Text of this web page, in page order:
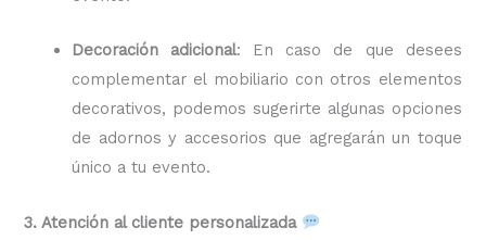
Decoración adicional: En caso de que desees
complementar el mobiliario con otros elementos
decorativos, podemos sugerirte algunas opciones
de adornos y accesorios que agregarán un toque
único a tu evento.
3. Atención al cliente personalizada